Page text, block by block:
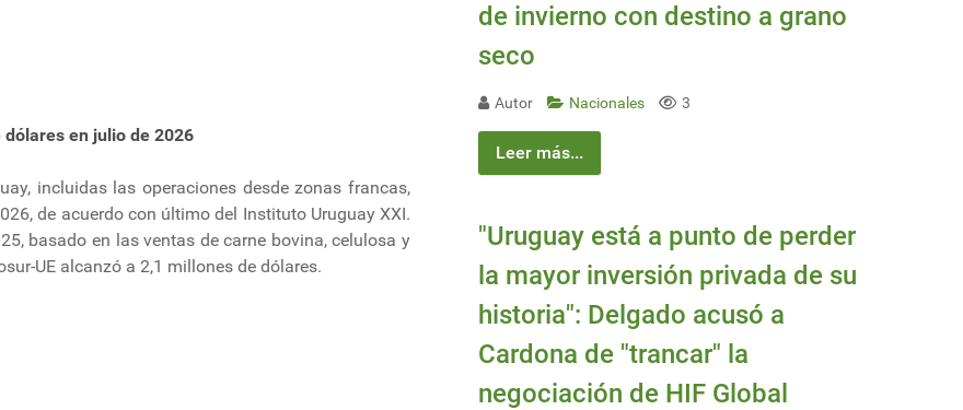
en julio de 2026
incluidas las operaciones desde zonas francas,
de acuerdo con último del Instituto Uruguay XXI.
basado en las ventas de carne bovina, celulosa y
UE alcanzó a 2,1 millones de dólares.
de invierno con destino a grano
seco
Autor Nacionales 3
Leer más...
"Uruguay está a punto de perder
la mayor inversión privada de su
historia": Delgado acusó a
Cardona de "trancar" la
negociación de HIF Global